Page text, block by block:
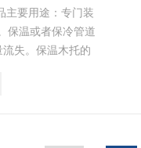
主要用途：专门装
保温或者保冷管道
失。保温木托的